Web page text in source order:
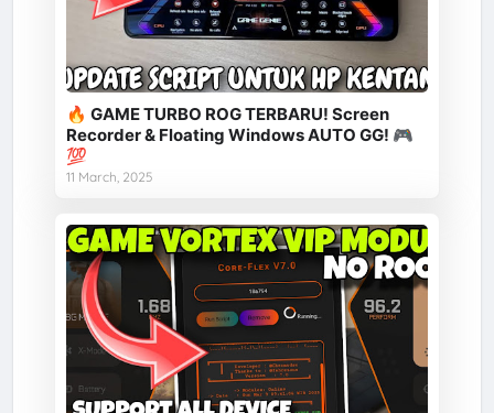
🔥 GAME TURBO ROG TERBARU! Screen
Recorder & Floating Windows AUTO GG! 🎮
💯
11 March, 2025